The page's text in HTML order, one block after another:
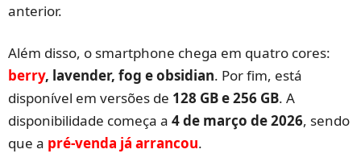
anterior.
Além disso, o smartphone chega em quatro cores:
berry, lavender, fog e obsidian. Por fim, está
disponível em versões de 128 GB e 256 GB. A
disponibilidade começa a 4 de março de 2026, sendo
que a pré-venda já arrancou.